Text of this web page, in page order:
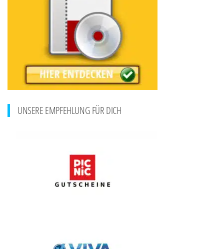
UNSERE EMPFEHLUNG FÜR DICH